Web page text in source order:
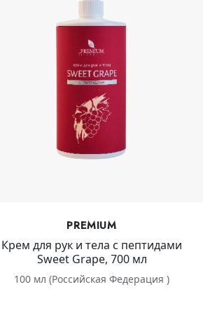
PREMIUM
Крем для рук и тела с пептидами
Sweet Grape, 700 мл
100 мл (Российская Федерация )